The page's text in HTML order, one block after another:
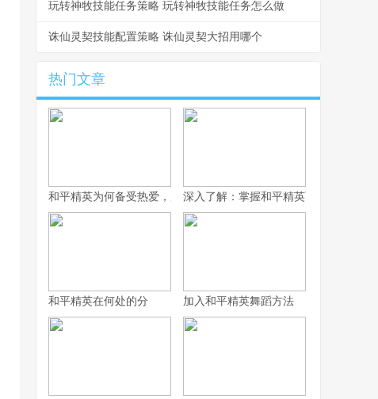
玩转神牧技能任务策略 玩转神牧技能任务怎么做
诛仙灵契技能配置策略 诛仙灵契大招用哪个
热门文章
和平精英为何备受热爱，广受玩家喜欢？深入了解：掌握和平精英雨林车教学，
和平精英在何处的分 加入和平精英舞蹈方法